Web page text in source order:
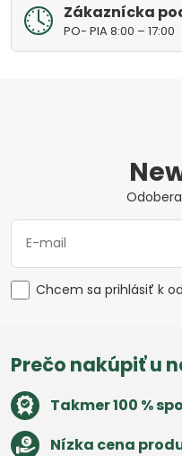
Zákaznícka
PO- PIA 8:00 – 17:00
Chcem sa prihlásiť k
Prečo nakúpiť u
Takmer 100 %
Nízka cena